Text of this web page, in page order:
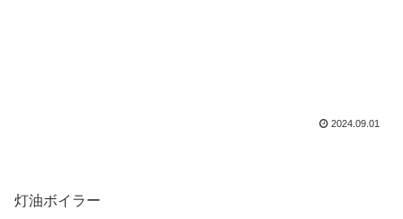
2024.09.01
灯油ボイラー